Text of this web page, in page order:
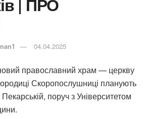
04.04.2025
православний храм — церкву
Скоропослушниці планують
поруч з Університетом